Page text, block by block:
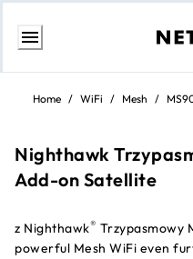
Przejdź
treściHome / WiFi / Mesh /
Nighthawk
Add-on Satellite
z Nighthawk® Trzypasmowy
powerful Mesh WiFi even